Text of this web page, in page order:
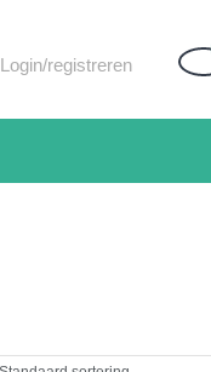
Login/registrerenLogin/